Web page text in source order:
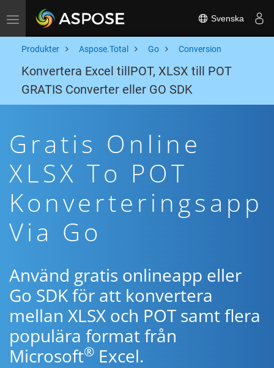
Toggle navigation Svenska
Produkter Aspose.Total Go Conversion
Konvertera Excel tillPOT, XLSX till POT
GRATIS Converter eller GO SDK
Gratis Online
XLSX To POT
Konverteringsapp
Via Go
Använd gratis onlineapp eller
Go SDK för att konvertera
mellan XLSX och POT samt flera
populära format från
Microsoft® Excel.